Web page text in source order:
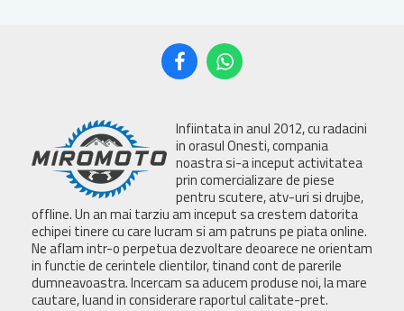
Infiintata in anul 2012, cu radacini
in orasul Onesti, compania
noastra si-a inceput activitatea
prin comercializare de piese
pentru scutere, atv-uri si drujbe,
offline. Un an mai tarziu am inceput sa crestem datorita
echipei tinere cu care lucram si am patruns pe piata online.
Ne aflam intr-o perpetua dezvoltare deoarece ne orientam
in functie de cerintele clientilor, tinand cont de parerile
dumneavoastra. Incercam sa aducem produse noi, la mare
cautare, luand in considerare raportul calitate-pret.